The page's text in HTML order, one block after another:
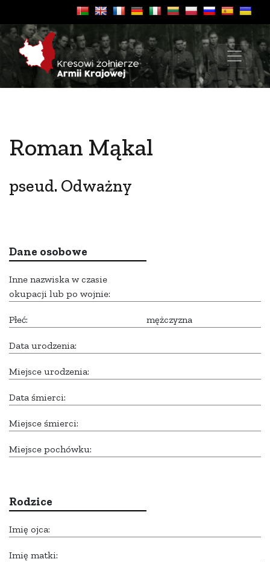
Roman Mąkal
pseud. Odważny
Dane osobowe
Inne nazwiska w czasie
okupacji lub po wojnie:
Płeć: mężczyzna
Data urodzenia:
Miejsce urodzenia:
Data śmierci:
Miejsce śmierci:
Miejsce pochówku:
Rodzice
Imię ojca:
Imię matki: